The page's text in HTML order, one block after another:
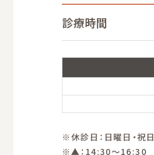
診療時間
※休診日：日曜日・祝日
※▲：14:30～16:30